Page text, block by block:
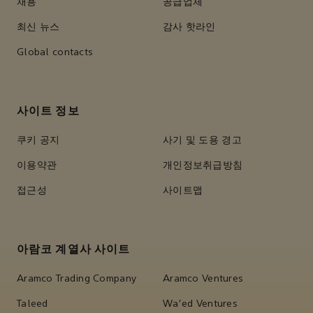
채용 공급업체
최신 뉴스 감사 핫라인
Global contacts
사이트 정보
쿠키 공지 사기 및 도용 경고
이용약관 개인정보취급방침
접근성 사이트맵
아람코 계열사 사이트
Aramco Trading Company Aramco Ventures
Taleed Wa'ed Ventures